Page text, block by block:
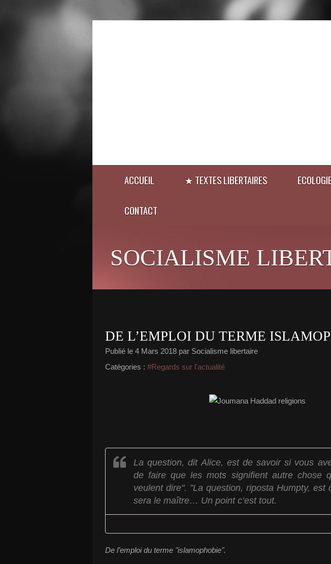
ACCUEIL ★ TEXTES LIBERTAIRES ECOLOGIE
CONTACT
SOCIALISME
DE L’EMPLOI DU TERME
Publié le 4 Mars 2018 par Socialisme libertaire
Catégories : #Regards sur l'actualité
La question, dit Alice, est de savoir si vous
de faire que les mots signifient autre chose
veulent dire". ”La question, riposta Humpty, est
sera le maître… Un point c’est tout.
De l’emploi du terme "islamophobie".